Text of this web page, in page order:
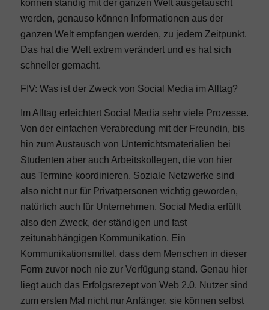
können ständig mit der ganzen Welt ausgetauscht
werden, genauso können Informationen aus der
ganzen Welt empfangen werden, zu jedem Zeitpunkt.
Das hat die Welt extrem verändert und es hat sich
schneller gemacht.
FIV: Was ist der Zweck von Social Media im Alltag?
Im Alltag erleichtert Social Media sehr viele Prozesse.
Von der einfachen Verabredung mit der Freundin, bis
hin zum Austausch von Unterrichtsmaterialien bei
Studenten aber auch Arbeitskollegen, die von hier
aus Termine koordinieren. Soziale Netzwerke sind
also nicht nur für Privatpersonen wichtig geworden,
natürlich auch für Unternehmen. Social Media erfüllt
also den Zweck, der ständigen und fast
zeitunabhängigen Kommunikation. Ein
Kommunikationsmittel, dass dem Menschen in dieser
Form zuvor noch nie zur Verfügung stand. Genau hier
liegt auch das Erfolgsrezept von Web 2.0. Nutzer sind
zum ersten Mal nicht nur Anfänger, sie können selbst